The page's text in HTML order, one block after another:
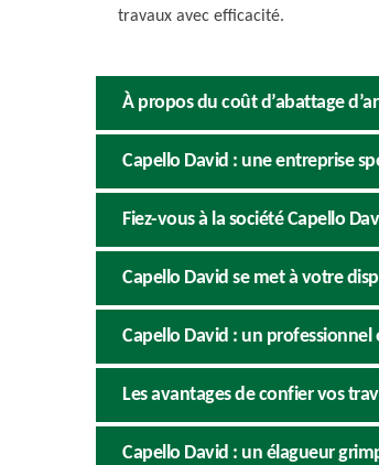
travaux avec efficacité.
À propos du coût d’abattage
Capello David : une entreprise
Fiez-vous à la société Capello
Capello David se met à votre
Capello David : un
Les avantages de confier vos
Capello David : un élagueur